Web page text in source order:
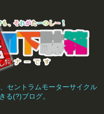
セントラムモーターサイクル
る(?)ブログ。